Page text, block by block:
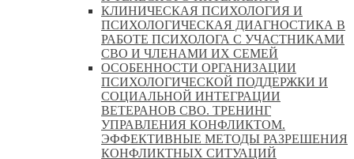
КЛИНИЧЕСКАЯ ПСИХОЛОГИЯ И
ПСИХОЛОГИЧЕСКАЯ ДИАГНОСТИКА В
РАБОТЕ ПСИХОЛОГА С УЧАСТНИКАМИ
СВО И ЧЛЕНАМИ ИХ СЕМЕЙ
ОСОБЕННОСТИ ОРГАНИЗАЦИИ
ПСИХОЛОГИЧЕСКОЙ ПОДДЕРЖКИ И
СОЦИАЛЬНОЙ ИНТЕГРАЦИИ
ВЕТЕРАНОВ СВО. ТРЕНИНГ
УПРАВЛЕНИЯ КОНФЛИКТОМ.
ЭФФЕКТИВНЫЕ МЕТОДЫ РАЗРЕШЕНИЯ
КОНФЛИКТНЫХ СИТУАЦИЙ